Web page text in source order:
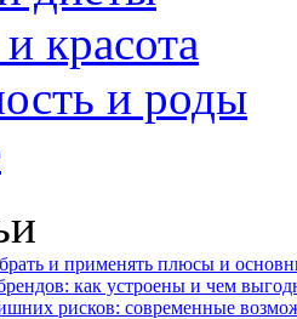
красота
и роды
и применять плюсы и
как устроены и чем
рисков: современные